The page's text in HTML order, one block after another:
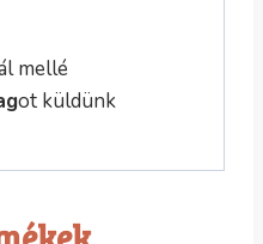
mellé
ot küldünk